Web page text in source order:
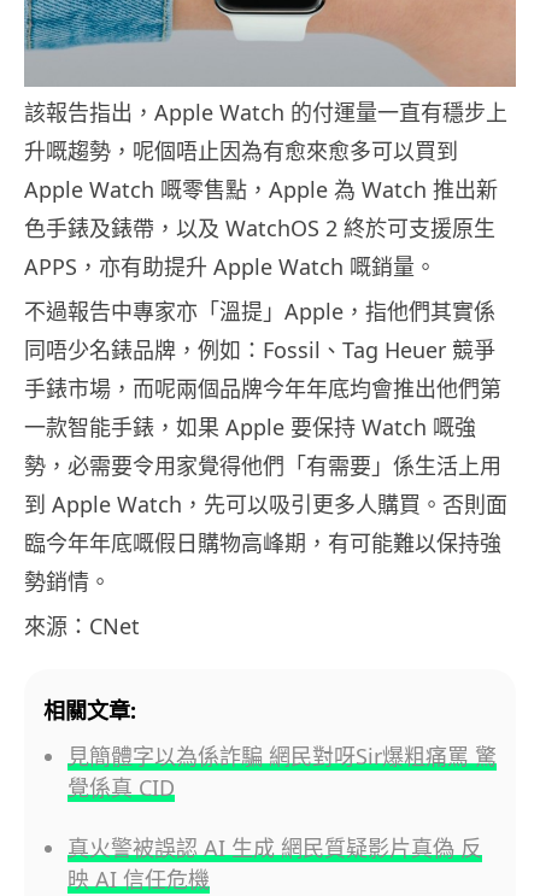
該報告指出，Apple Watch 的付運量一直有穩步上
升嘅趨勢，呢個唔止因為有愈來愈多可以買到
Apple Watch 嘅零售點，Apple 為 Watch 推出新
色手錶及錶帶，以及 WatchOS 2 終於可支援原生
APPS，亦有助提升 Apple Watch 嘅銷量。
不過報告中專家亦「溫提」Apple，指他們其實係
同唔少名錶品牌，例如：Fossil、Tag Heuer 競爭
手錶市場，而呢兩個品牌今年年底均會推出他們第
一款智能手錶，如果 Apple 要保持 Watch 嘅強
勢，必需要令用家覺得他們「有需要」係生活上用
到 Apple Watch，先可以吸引更多人購買。否則面
臨今年年底嘅假日購物高峰期，有可能難以保持強
勢銷情。
來源：CNet
相關文章:
見簡體字以為係詐騙 網民對呀Sir爆粗痛罵 驚
覺係真 CID
真火警被誤認 AI 生成 網民質疑影片真偽 反
映 AI 信任危機